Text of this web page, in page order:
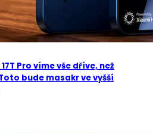
17T Pro víme vše dříve, než
bude masakr ve vyšší